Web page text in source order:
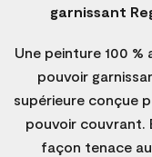
garnissant
Une peinture 100 %
pouvoir
supérieure conçue
pouvoir couvrant.
façon tenace